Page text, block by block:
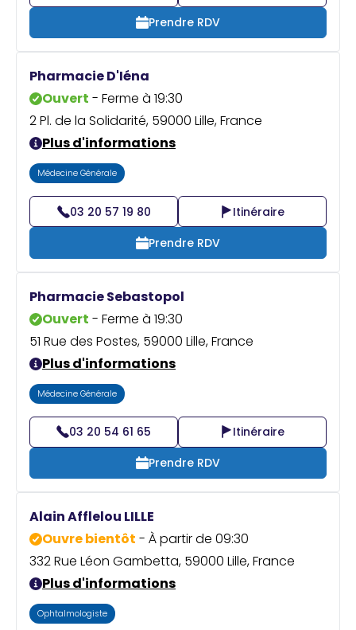
Prendre RDV
Pharmacie D'Iéna
Ouvert - Ferme à 19:30
2 Pl. de la Solidarité, 59000 Lille, France
Plus d'informations
Médecine Générale
03 20 57 19 80
Itinéraire
Prendre RDV
Pharmacie Sebastopol
Ouvert - Ferme à 19:30
51 Rue des Postes, 59000 Lille, France
Plus d'informations
Médecine Générale
03 20 54 61 65
Itinéraire
Prendre RDV
Alain Afflelou LILLE
Ouvre bientôt - À partir de 09:30
332 Rue Léon Gambetta, 59000 Lille, France
Plus d'informations
Ophtalmologiste